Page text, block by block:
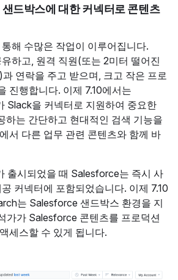
샌드박스에 대한 커넥터로 콘텐츠
해 수많은 작업이 이루어집니다.
하고, 원격 직원(또는 2미터 떨어진
연락을 주고 받으며, 크고 작은 프로
진행합니다. 이제 7.10에서는
Slack을 커넥터로 지원하여 중요한
하는 간단하고 현대적인 검색 기능을
서 다른 업무 관련 콘텐츠와 함께 바
출시되었을 때 Salesforce는 즉시 사
커넥터에 포함되었습니다. 이제 7.10
는 Salesforce 샌드박스 환경을 지
가가 Salesforce 콘텐츠를 프로덕션
세스할 수 있게 됩니다.